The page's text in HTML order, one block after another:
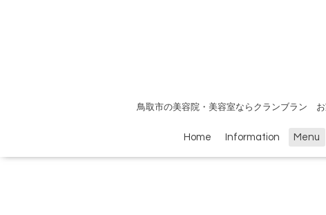
鳥取市の美容院・美容室ならクランブラン
Home Information Menu